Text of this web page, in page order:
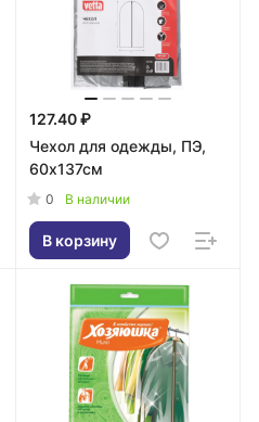
127.40 ₽
Чехол для одежды, ПЭ,
60х137см
0 В наличии
В корзину